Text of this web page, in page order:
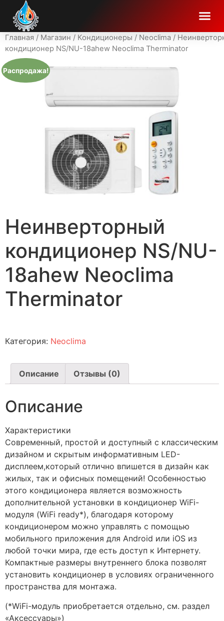
Главная / Магазин / Кондиционеры / Neoclima /
кондиционер NS/NU-18ahew Neoclima Therminator
Распродажа!
Неинверторный
кондиционер NS/NU-
18ahew Neoclima
Therminator
Категория: Neoclima
Описание Отзывы (0)
Описание
Характеристики
Современный, простой и доступный с классическим
дизайном и скрытым информативным LED-
дисплеем,который отлично впишется в дизайн как
жилых, так и офисных помещений! Особенностью
этого кондиционера является возможность
дополнительной установки в кондиционер WiFi-
модуля (WiFi ready*), благодаря которому
кондиционером можно управлять с помощью
мобильного приложения для Android или iOS из
любой точки мира, где есть доступ к Интернету.
Компактные размеры внутреннего блока позволят
установить кондиционер в условиях ограниченного
пространства для монтажа.
(*WiFi-модуль приобретается отдельно, см. раздел
«Аксессуары»)